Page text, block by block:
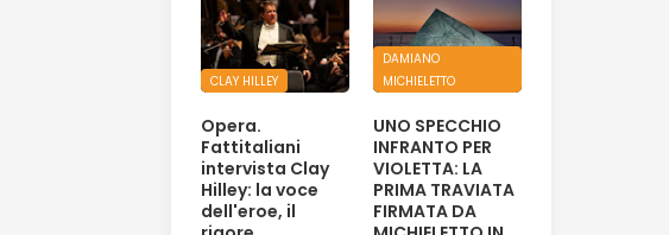
CLAY HILLEY
Opera.
Fattitaliani
intervista Clay
Hilley: la voce
dell'eroe, il
DAMIANO
MICHIELETTO
UNO SPECCHIO
INFRANTO PER
VIOLETTA: LA
PRIMA TRAVIATA
FIRMATA DA